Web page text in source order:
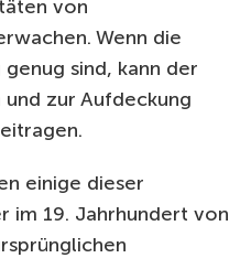
von
Wenn die
sind, kann der
zur Aufdeckung
einige dieser
im 19. Jahrhundert von